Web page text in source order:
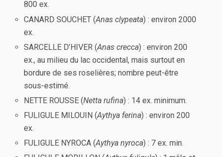
800 ex.
CANARD SOUCHET (Anas clypeata) : environ 2000
ex.
SARCELLE D’HIVER (Anas crecca) : environ 200
ex., au milieu du lac occidental, mais surtout en
bordure de ses roselières; nombre peut-être
sous-estimé.
NETTE ROUSSE (Netta rufina) : 14 ex. minimum.
FULIGULE MILOUIN (Aythya ferina) : environ 200
ex.
FULIGULE NYROCA (Aythya nyroca) : 7 ex. min.